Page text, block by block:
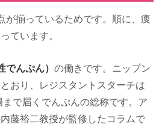
が揃っているためです。順に、痩
ています。
んぷん） の働きです。ニップン
おり、レジスタントスターチは
で届くでんぷんの総称です。ア
藤裕二教授が監修したコラムで